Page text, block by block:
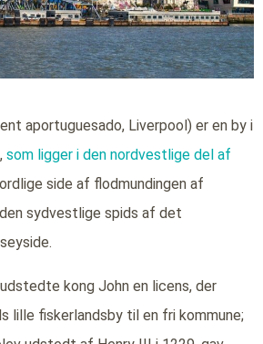
aportuguesado, Liverpool) er en by i
som ligger i den nordvestlige del af
side af flodmundingen af
sydvestlige spids af det
kong John en licens, der
lille fiskerlandsby til en fri kommune;